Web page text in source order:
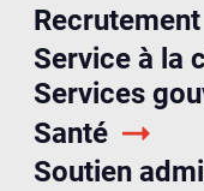
Recrutement
Service à la
Services
Santé
Soutien